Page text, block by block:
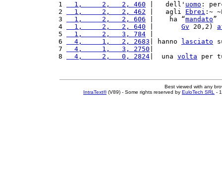
1
  1,     2,   2, 460
|   dell' uomo :
2
  1,     2,   2, 462
|   agli Ebrei :~
3
  1,     2,   2, 606
|    ha “mandato”
4
  1,     2,   2, 640
Gv 20,2)
5
  1,     2,   3, 784
6
  4,     1,   2, 2683
| hanno lasciato
7
  4,     1,   3, 2750
8
  4,     2,   0, 2824
|  una volta per
Best viewed with any
IntraText®(V89) - Some rights reserved by EuloTech SRL -